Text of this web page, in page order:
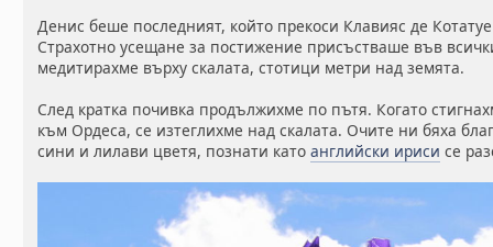
Денис беше последният, който прекоси Клавияс де
Страхотно усещане за постижение присъстваше във
медитирахме върху скалата, стотици метри над земята.
След кратка почивка продължихме по пътя. Когато
към Ордеса, се изтеглихме над скалата. Очите ни бяха
сини и лилави цветя, познати катоанглийски ириси се